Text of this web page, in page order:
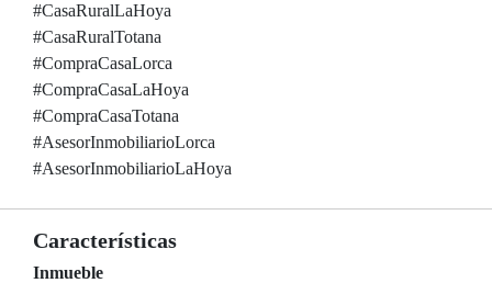
#CasaRuralLaHoya
#CasaRuralTotana
#CompraCasaLorca
#CompraCasaLaHoya
#CompraCasaTotana
#AsesorInmobiliarioLorca
#AsesorInmobiliarioLaHoya
Características
Inmueble